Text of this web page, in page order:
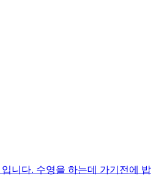
니다. 수영을 하는데 가기전에 밥